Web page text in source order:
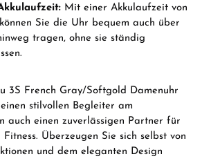
Mit einer Akkulaufzeit von
Sie die Uhr bequem auch über
tragen, ohne sie ständig
3S French Gray/Softgold Damenuhr
stilvollen Begleiter am
auch einen zuverlässigen Partner für
Überzeugen Sie sich selbst von
und dem eleganten Design